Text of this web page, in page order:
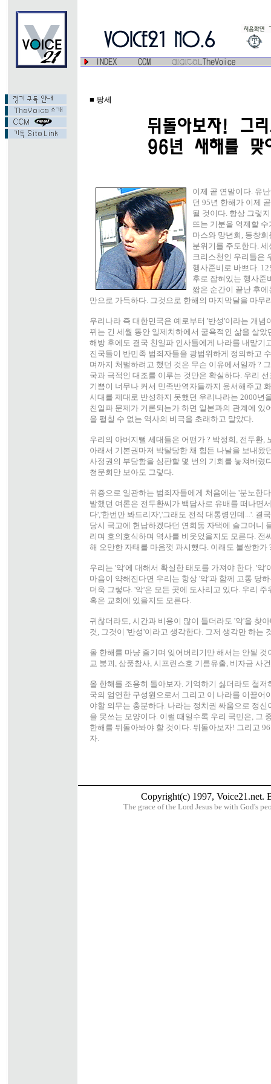
■ 팡세
이제 곧 연말이다. 유
던 95년 한해가 이제
될 것이다. 항상 그렇
뜨는 기분을 억제할
마스와 망년회, 동창
분위기를 주도한다.
크리스천인 우리들은
행사준비로 바쁘다.
후로 잡혀있는 행사준
짧은 순간이 끝난 후
만으로 가득하다. 그것으로 한해의 마지막달을 마무
우리나라 즉 대한민국은 예로부터 '반성'이라는 개념
뀌는 긴 세월 동안 일제치하에서 굴욕적인 삶을 살
해방 후에도 결국 친일파 인사들에게 나라를 내맡기
진국들이 반민족 범죄자들을 광범위하게 정의하고
며까지 처벌하려고 했던 것은 무슨 이유에서일까 ?
국과 극적인 대조를 이루는 것만은 확실하다. 우리
기쁨이 너무나 커서 민족반역자들까지 용서해주고
시대를 제대로 반성하지 못했던 우리나라는 2000년
친일파 문제가 거론되는가 하면 일본과의 관계에 있
을 펼칠 수 없는 역사의 비극을 초래하고 말았다.
우리의 아버지뻘 세대들은 어떤가 ? 박정희, 전두환,
아래서 기본권마저 박탈당한 채 힘든 나날을 보내왔
사정권의 부당함을 심판할 몇 번의 기회를 놓쳐버렸
청문회만 보아도 그렇다.
위증으로 일관하는 범죄자들에게 처음에는 '분노한
발했던 여론은 전두환씨가 백담사로 유배를 떠나면
다','한번만 봐드리자','그래도 전직 대통령인데...'. 결
당시 국고에 헌납하겠다던 연희동 자택에 슬그머니
리며 호의호식하며 역사를 비웃었을지도 모른다. 전
해 오만한 자태를 마음껏 과시했다. 이래도 불쌍한가
우리는 '악'에 대해서 확실한 태도를 가져야 한다. '악'
마음이 약해진다면 우리는 항상 '악'과 함께 고통 당
더욱 그렇다. '악'은 모든 곳에 도사리고 있다. 우리
혹은 교회에 있을지도 모른다.
귀찮더라도, 시간과 비용이 많이 들더라도 '악'을 찾
것, 그것이 '반성'이라고 생각한다. 그저 생각만 하는
올 한해를 마냥 즐기며 잊어버리기만 해서는 안될
교 붕괴, 삼풍참사, 시프린스호 기름유출, 비자금 사
올 한해를 조용히 돌아보자. 기억하기 싫더라도 철
국의 엄연한 구성원으로서 그리고 이 나라를 이끌어
야할 의무는 충분하다. 나라는 정치권 싸움으로 정신
을 못쓰는 모양이다. 이럴 때일수록 우리 국민은, 그
한해를 뒤돌아봐야 할 것이다. 뒤돌아보자! 그리고
자.
Copyright(c) 1997, Voice21.net.
The grace of the Lord Jesus be with God's